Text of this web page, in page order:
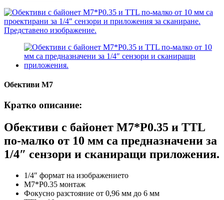
Обективи M7
Кратко описание:
Обективи с байонет M7*P0.35 и TTL
по-малко от 10 мм са предназначени за
1/4″ сензори и сканиращи приложения.
1/4″ формат на изображението
M7*P0.35 монтаж
Фокусно разстояние от 0,96 мм до 6 мм